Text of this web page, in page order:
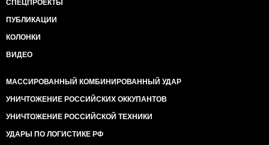
СПЕЦПРОЕКТЫ
ПУБЛИКАЦИИ
КОЛОНКИ
ВИДЕО
МАССИРОВАННЫЙ КОМБИНИРОВАННЫЙ УДАР
УНИЧТОЖЕНИЕ РОССИЙСКИХ ОККУПАНТОВ
УНИЧТОЖЕНИЕ РОССИЙСКОЙ ТЕХНИКИ
УДАРЫ ПО ЛОГИСТИКЕ РФ